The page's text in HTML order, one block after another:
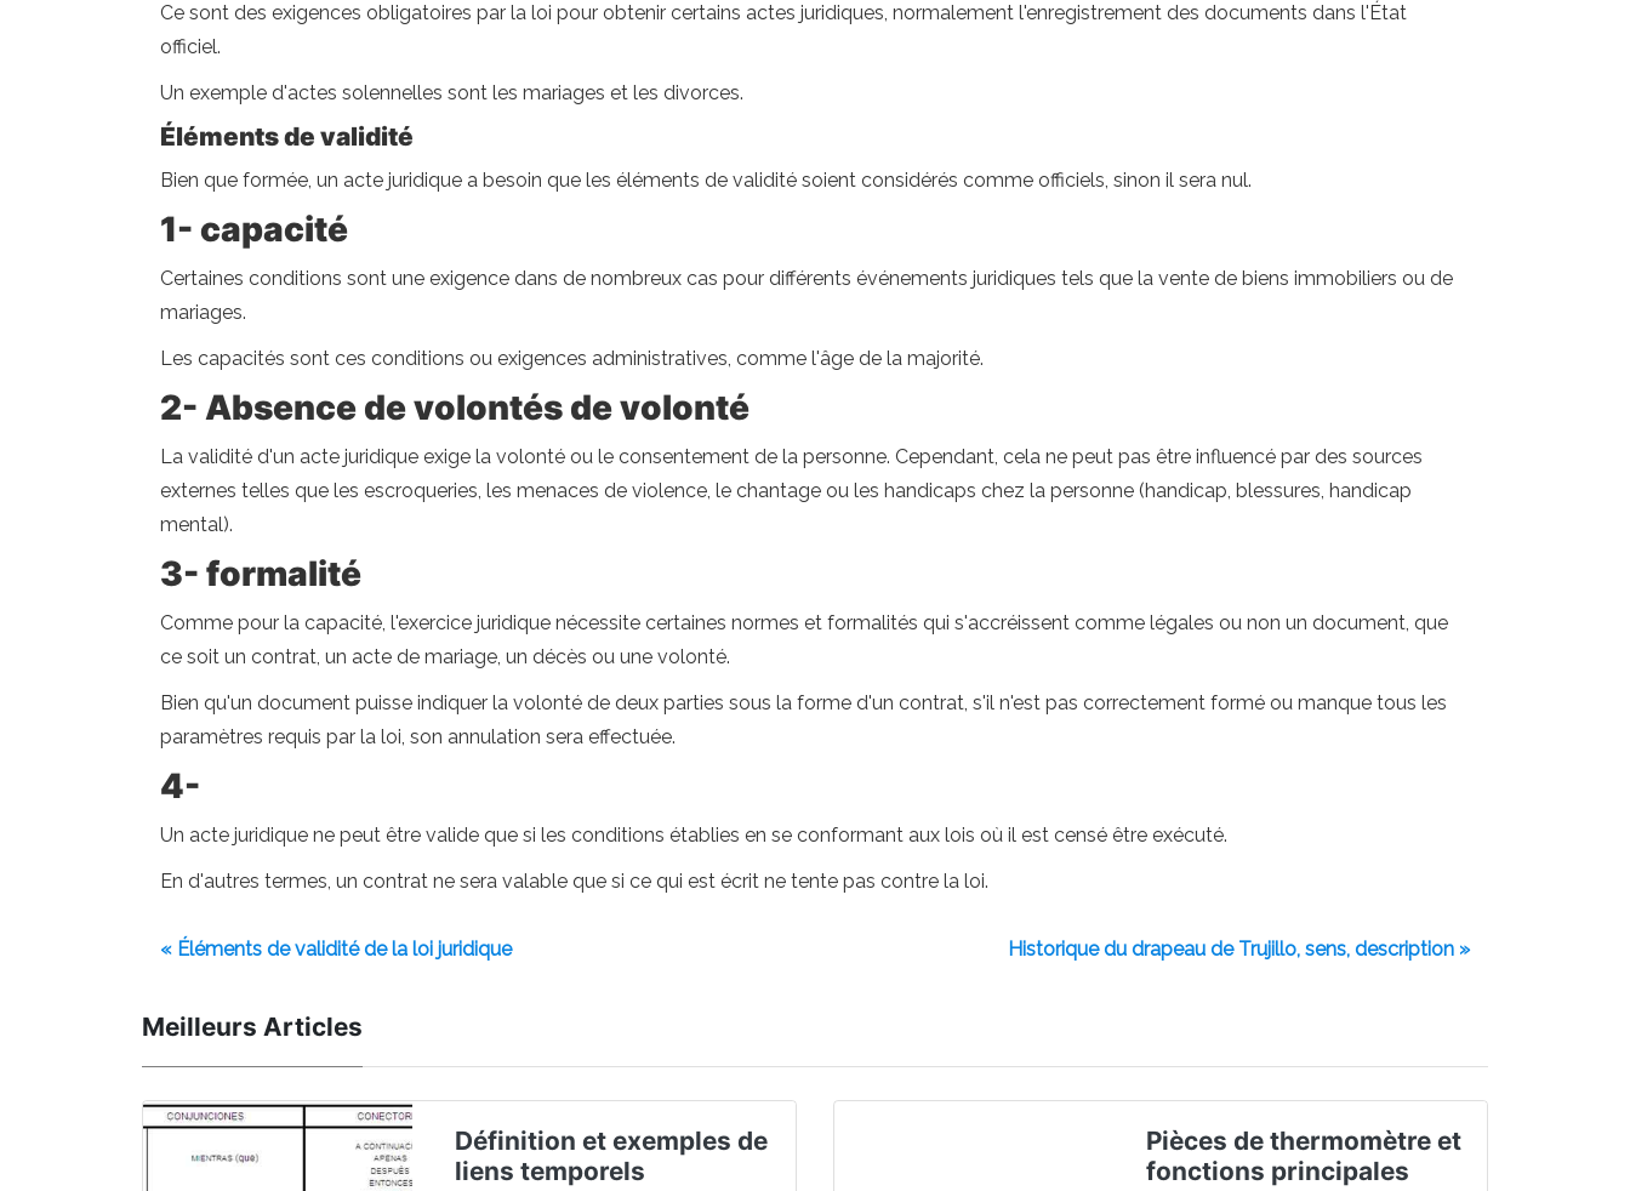
Ce sont des exigences obligatoires par la loi pour obtenir certains actes juridiques, normalement l'enregistrement des documents dans l'État
officiel.
Un exemple d'actes solennelles sont les mariages et les divorces.
Éléments de validité
Bien que formée, un acte juridique a besoin que les éléments de validité soient considérés comme officiels, sinon il sera nul.
1- capacité
Certaines conditions sont une exigence dans de nombreux cas pour différents événements juridiques tels que la vente de biens immobiliers ou de
mariages.
Les capacités sont ces conditions ou exigences administratives, comme l'âge de la majorité.
2- Absence de volontés de volonté
La validité d'un acte juridique exige la volonté ou le consentement de la personne. Cependant, cela ne peut pas être influencé par des sources
externes telles que les escroqueries, les menaces de violence, le chantage ou les handicaps chez la personne (handicap, blessures, handicap
mental).
3- formalité
Comme pour la capacité, l'exercice juridique nécessite certaines normes et formalités qui s'accréissent comme légales ou non un document, que
ce soit un contrat, un acte de mariage, un décès ou une volonté.
Bien qu'un document puisse indiquer la volonté de deux parties sous la forme d'un contrat, s'il n'est pas correctement formé ou manque tous les
paramètres requis par la loi, son annulation sera effectuée.
4-
Un acte juridique ne peut être valide que si les conditions établies en se conformant aux lois où il est censé être exécuté.
En d'autres termes, un contrat ne sera valable que si ce qui est écrit ne tente pas contre la loi.
« Éléments de validité de la loi juridique Historique du drapeau de Trujillo, sens, description »
Meilleurs Articles
Définition et exemples de
liens temporels
Pièces de thermomètre et
fonctions principales